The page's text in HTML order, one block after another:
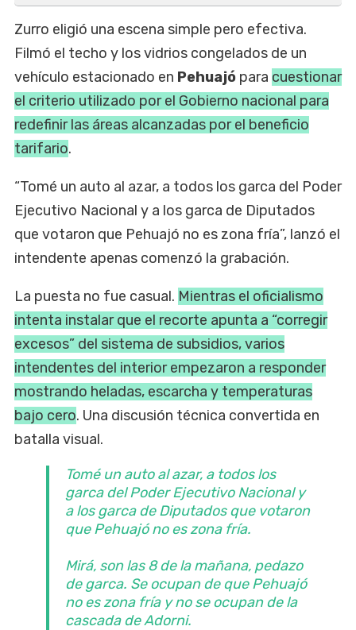
Zurro eligió una escena simple pero efectiva.
Filmó el techo y los vidrios congelados de un
vehículo estacionado en Pehuajó para cuestionar
el criterio utilizado por el Gobierno nacional para
redefinir las áreas alcanzadas por el beneficio
tarifario.
“Tomé un auto al azar, a todos los garca del Poder
Ejecutivo Nacional y a los garca de Diputados
que votaron que Pehuajó no es zona fría”, lanzó el
intendente apenas comenzó la grabación.
La puesta no fue casual. Mientras el oficialismo
intenta instalar que el recorte apunta a “corregir
excesos” del sistema de subsidios, varios
intendentes del interior empezaron a responder
mostrando heladas, escarcha y temperaturas
bajo cero. Una discusión técnica convertida en
batalla visual.
Tomé un auto al azar, a todos los
garca del Poder Ejecutivo Nacional y
a los garca de Diputados que votaron
que Pehuajó no es zona fría.
Mirá, son las 8 de la mañana, pedazo
de garca. Se ocupan de que Pehuajó
no es zona fría y no se ocupan de la
cascada de Adorni.